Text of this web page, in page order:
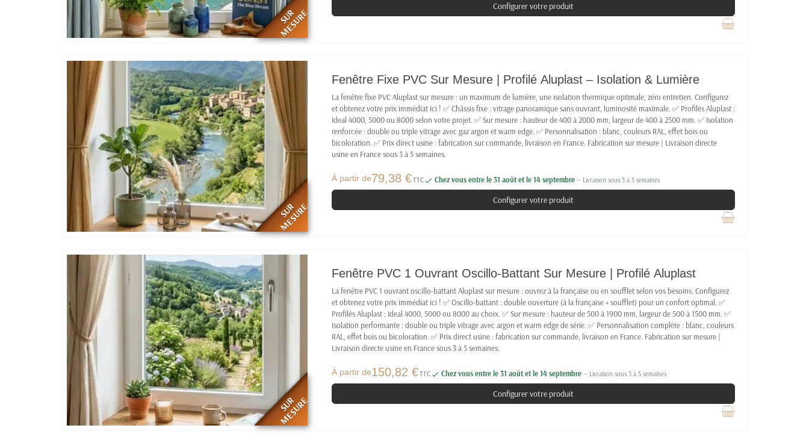
SUR
MESURE
Configurer votre produit
SUR
MESURE
Fenêtre Fixe PVC Sur Mesure | Profilé Aluplast – Isolation & Lumière
La fenêtre fixe PVC Aluplast sur mesure : un maximum de lumière, une isolation thermique optimale, zéro entretien. Configurez
et obtenez votre prix immédiat ici ! ✅ Châssis fixe : vitrage panoramique sans ouvrant, luminosité maximale. ✅ Profilés Aluplast :
Ideal 4000, 5000 ou 8000 selon votre projet. ✅ Sur mesure : hauteur de 400 à 2000 mm, largeur de 400 à 2500 mm. ✅ Isolation
renforcée : double ou triple vitrage avec gaz argon et warm edge. ✅ Personnalisation : blanc, couleurs RAL, effet bois ou
bicoloration. ✅ Prix direct usine : fabrication sur commande, livraison en France. Fabrication sur mesure | Livraison directe
usine en France sous 3 à 5 semaines.
À partir de79,38 €TTC Chez vous entre le 31 août et le 14 septembre — Livraison sous 3 à 5 semaines
Configurer votre produit
SUR
MESURE
Fenêtre PVC 1 Ouvrant Oscillo-Battant Sur Mesure | Profilé Aluplast
La fenêtre PVC 1 ouvrant oscillo-battant Aluplast sur mesure : ouvrez à la française ou en soufflet selon vos besoins. Configurez
et obtenez votre prix immédiat ici ! ✅ Oscillo-battant : double ouverture (à la française + soufflet) pour un confort optimal. ✅
Profilés Aluplast : Ideal 4000, 5000 ou 8000 au choix. ✅ Sur mesure : hauteur de 500 à 1900 mm, largeur de 500 à 1500 mm. ✅
Isolation performante : double ou triple vitrage avec argon et warm edge de série. ✅ Personnalisation complète : blanc, couleurs
RAL, effet bois ou bicoloration. ✅ Prix direct usine : fabrication sur commande, livraison en France. Fabrication sur mesure |
Livraison directe usine en France sous 3 à 5 semaines.
À partir de150,82 €TTC Chez vous entre le 31 août et le 14 septembre — Livraison sous 3 à 5 semaines
Configurer votre produit